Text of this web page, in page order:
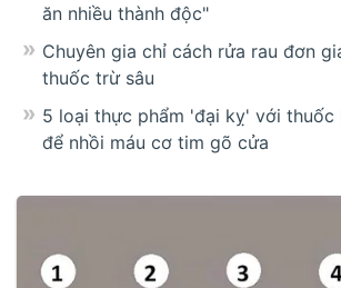
ăn nhiều thành độc"
Chuyên gia chỉ cách rửa rau đơn
thuốc trừ sâu
5 loại thực phẩm 'đại kỵ' với thuốc
để nhồi máu cơ tim gõ cửa